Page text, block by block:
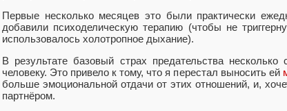
Первые несколько месяцев это были практически
добавили психоделическую терапию (чтобы не
использовалось холотропное дыхание).
В результате базовый страх предательства
человеку. Это привело к тому, что я перестал выносить ей
больше эмоциональной отдачи от этих отношений, и,
партнёром.